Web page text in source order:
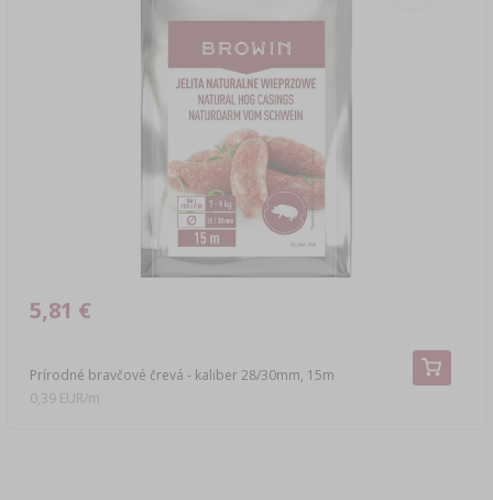
Prírodné bravčové črevá - kaliber 28/30mm, 15m
5,81 €
0,39 EUR/m